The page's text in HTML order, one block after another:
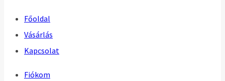
Főoldal
Vásárlás
Kapcsolat
Fiókom